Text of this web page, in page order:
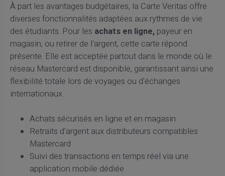
À part les avantages budgétaires, la Carte Veritas offre
diverses fonctionnalités adaptées aux rythmes de vie
des étudiants. Pour les achats en ligne,payeur en
magasin, ou retirer de l'argent, cette carte répond
présente. Elle est acceptée partout dans le monde où le
réseau Mastercard est disponible, garantissant ainsi une
flexibilité totale lors de voyages ou d'échanges
internationaux.
Achats sécurisés en ligne et en magasin
Retraits d'argent aux distributeurs compatibles
Mastercard
Suivi des transactions en temps réel via une
application mobile dédiée